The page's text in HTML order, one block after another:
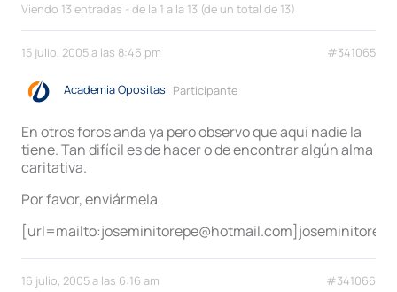
Viendo 13 entradas - de la 1 a la 13 (de un total de 13)
15 julio, 2005 a las 8:46 pm #341065
Academia Opositas Participante
En otros foros anda ya pero observo que aquí nadie la
tiene. Tan difícil es de hacer o de encontrar algún alma
caritativa.
Por favor, enviármela
16 julio, 2005 a las 6:16 am #341066